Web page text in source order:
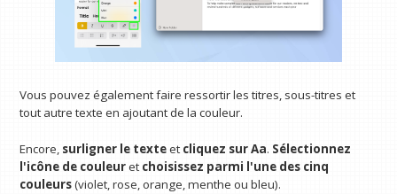
Vous pouvez également faire ressortir les titres, sous-titres et
tout autre texte en ajoutant de la couleur.
Encore, surligner le texteet cliquez sur Aa. Sélectionnez
l'icône de couleuret choisissez parmi l'une des cinq
couleurs(violet, rose, orange, menthe ou bleu).